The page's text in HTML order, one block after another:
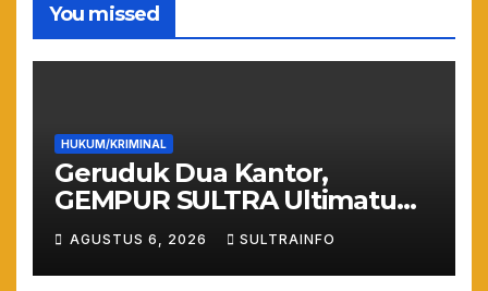
You missed
HUKUM/KRIMINAL
Geruduk Dua Kantor,
GEMPUR SULTRA Ultimatum
Keras: Lahan Puuwatu Siap
Diduduki Jika Tak Ada
Kepastian Hukum
AGUSTUS 6, 2026 SULTRAINFO